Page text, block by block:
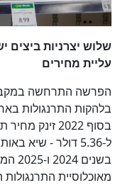
שלוש יצרניות
עליית מחירים
הפרשה התרחשה
בלהקות התרנגולות
בסוף 2022
ל-5.36 דולר -
מאוכלוסיית